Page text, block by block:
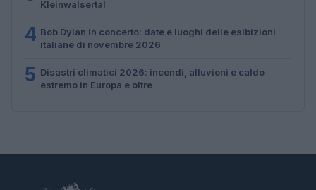
Kleinwalsertal
4 Bob Dylan in concerto: date e luoghi delle esibizioni
italiane di novembre 2026
5 Disastri climatici 2026: incendi, alluvioni e caldo
estremo in Europa e oltre